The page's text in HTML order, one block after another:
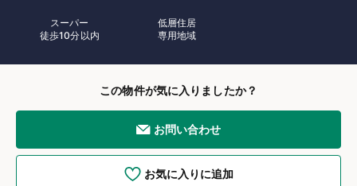
スーパー
徒歩10分以内
低層住居
専用地域
この物件が気に入りましたか？
お問い合わせ
お気に入りに追加